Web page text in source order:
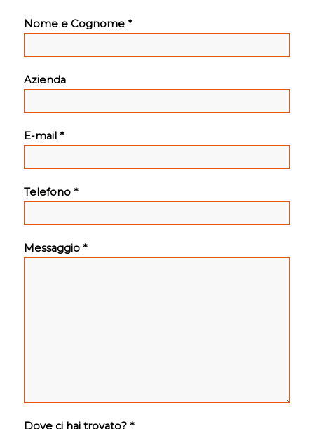
Nome e Cognome *
Azienda
E-mail *
Telefono *
Messaggio *
Dove ci hai trovato? *